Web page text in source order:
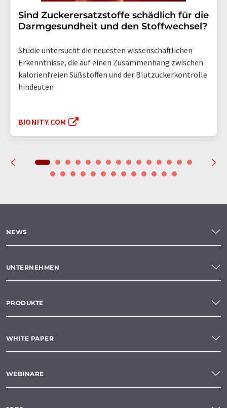
Sind Zuckerersatzstoffe schädlich für die
Darmgesundheit und den Stoffwechsel?
Studie untersucht die neuesten wissenschaftlichen
Erkenntnisse, die auf einen Zusammenhang zwischen
kalorienfreien Süßstoffen und der Blutzuckerkontrolle
hindeuten
BIONITY.COM
NEWS
UNTERNEHMEN
PRODUKTE
WHITE PAPER
WEBINARE